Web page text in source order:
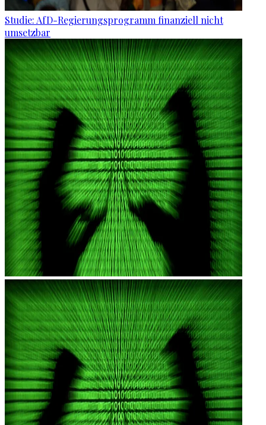
Studie: AfD-Regierungsprogramm finanziell nicht
umsetzbar